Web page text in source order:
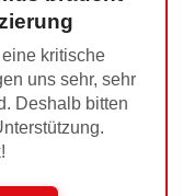
kritische
uns sehr, sehr
Deshalb bitten